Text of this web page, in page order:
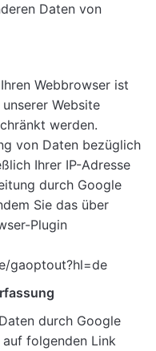
Daten von
Webbrowser ist
Website
werden.
von Daten bezüglich
Ihrer IP-Adresse
durch Google
Sie das über
Plugin
gaoptout?hl=de
durch Google
folgenden Link